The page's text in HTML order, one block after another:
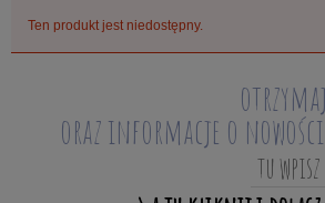
Ten produkt jest niedostępny.
oraz informacje o